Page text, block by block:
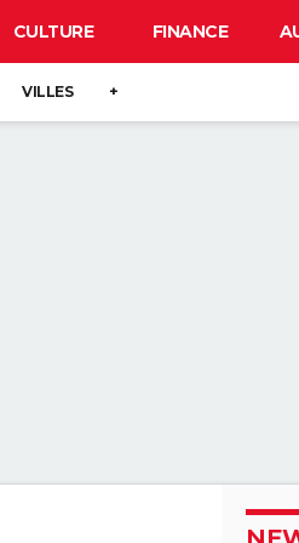
CULTURE FINANCE
VILLES +